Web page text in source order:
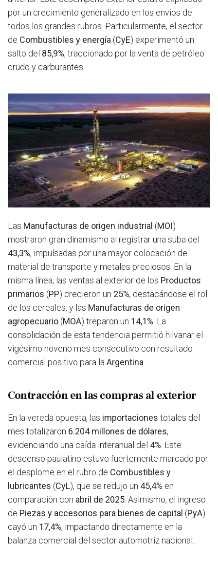
por un crecimiento generalizado en los envíos de
todos los grandes rubros. Particularmente, el sector
de Combustibles y energía (CyE) experimentó un
salto del 85,9%, traccionado por la venta de petróleo
crudo y carburantes.
Las Manufacturas de origen industrial (MOI)
mostraron gran dinamismo al registrar una suba del
43,3%, impulsadas por una mayor colocación de
material de transporte y metales preciosos. En la
misma línea, las ventas al exterior de los Productos
primarios (PP) crecieron un 25%, destacándose el rol
de los cereales, y las Manufacturas de origen
agropecuario (MOA) treparon un 14,1% . La
consolidación de esta tendencia permitió hilvanar el
vigésimo noveno mes consecutivo con resultado
comercial positivo para la Argentina
Contracción en las compras al exterior
En la vereda opuesta, las importaciones totales del
mes totalizaron 6.204 millones de dólares,
evidenciando una caída interanual del 4% . Este
descenso paulatino estuvo fuertemente marcado por
el desplome en el rubro de Combustibles y
lubricantes (CyL), que se redujo un 45,4% en
comparación con abril de 2025 . Asimismo, el ingreso
de Piezas y accesorios para bienes de capital (PyA)
cayó un 17,4%, impactando directamente en la
balanza comercial del sector automotriz nacional.